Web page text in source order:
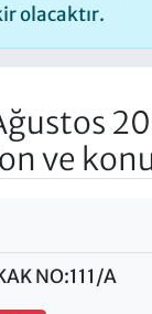
olacaktır.
ve
NO:111/A